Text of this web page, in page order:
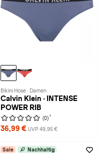
Bikini Hose · Damen
Calvin Klein · INTENSE
POWER RIB
(0) 1
36,99 € UVP 49,95 €
Sale Nachhaltig